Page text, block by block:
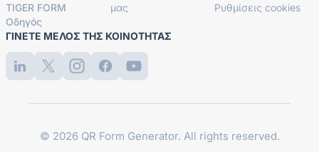
ΓΊΝΕΤΕ ΜΈΛΟΣ ΤΗΣ ΚΟΙΝΌΤΗΤΑΣ
TIGER FORM
Οδηγός
μας
Ρυθμίσεις cookies
© 2026 QR Form Generator. All rights reserved.